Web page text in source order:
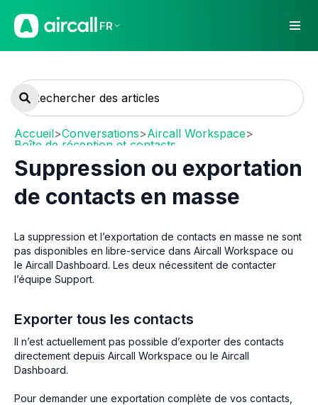
FR
Accueil>Conversations>Aircall Workspace>
Boîte de réception et contacts
Suppression ou exportation
de contacts en masse
La suppression et l’exportation de contacts en masse ne sont
pas disponibles en libre-service dans Aircall Workspace ou
le Aircall Dashboard. Les deux nécessitent de contacter
l’équipe Support.
Exporter tous les contacts
Il n’est actuellement pas possible d’exporter des contacts
directement depuis Aircall Workspace ou le Aircall
Dashboard.
Pour demander une exportation complète de vos contacts,